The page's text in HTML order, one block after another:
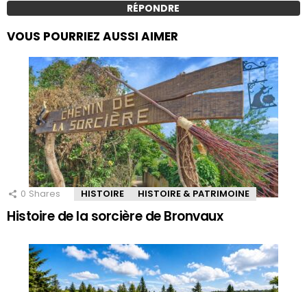
RÉPONDRE
VOUS POURRIEZ AUSSI AIMER
0 Shares HISTOIRE HISTOIRE & PATRIMOINE
Histoire de la sorcière de Bronvaux